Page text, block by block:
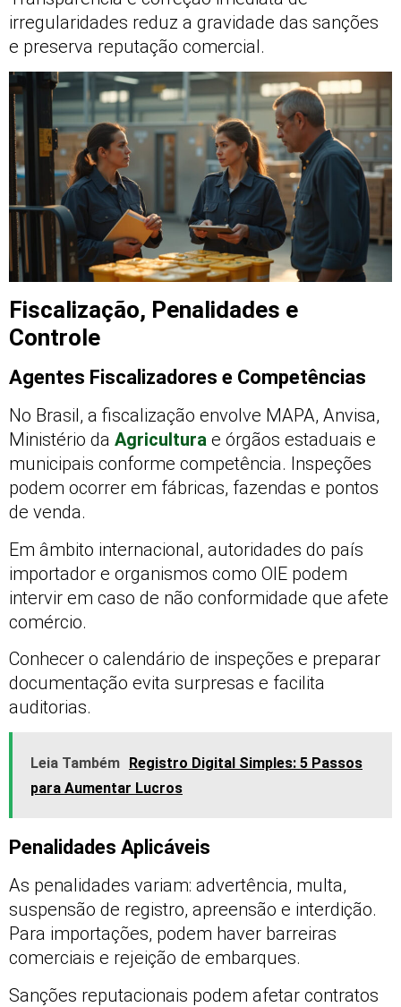
irregularidades reduz a gravidade das sanções
e preserva reputação comercial.
Fiscalização, Penalidades e
Controle
Agentes Fiscalizadores e Competências
No Brasil, a fiscalização envolve MAPA, Anvisa,
Ministério da Agricultura e órgãos estaduais e
municipais conforme competência. Inspeções
podem ocorrer em fábricas, fazendas e pontos
de venda.
Em âmbito internacional, autoridades do país
importador e organismos como OIE podem
intervir em caso de não conformidade que afete
comércio.
Conhecer o calendário de inspeções e preparar
documentação evita surpresas e facilita
auditorias.
Leia Também
Registro Digital Simples: 5 Passos
para Aumentar Lucros
Penalidades Aplicáveis
As penalidades variam: advertência, multa,
suspensão de registro, apreensão e interdição.
Para importações, podem haver barreiras
comerciais e rejeição de embarques.
Sanções reputacionais podem afetar contratos